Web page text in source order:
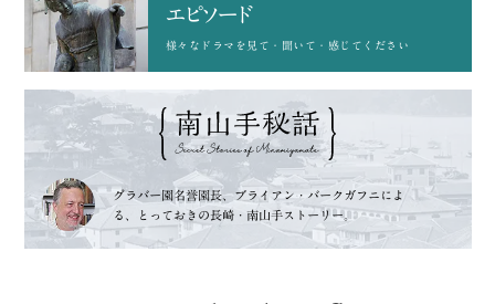
エピソード
様々なドラマを 見て・聞いて・感じてください
グラバー園名誉園長、ブライアン・バークガフニによ
る、
とっておきの長崎・南山手ストーリー。